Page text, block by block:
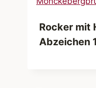
Rocker mit
Abzeichen